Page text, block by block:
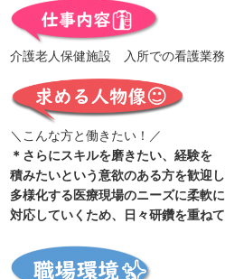
介護老人保健施設 入所での看護業
＼こんな方と働きたい！／
＊さらにスキルを磨きたい、経験を
積みたいという意欲のある方を歓迎し
多様化する医療現場のニーズに柔軟に
対応していくため、日々研鑽を重ねて